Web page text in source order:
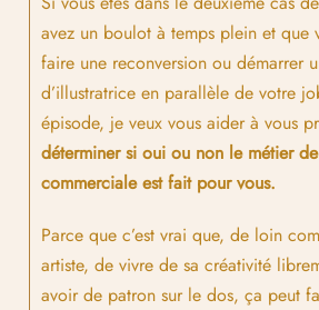
avez un boulot à temps plein et que
faire une reconversion ou démarrer
d’illustratrice en parallèle de votre
épisode, je veux vous aider à vous
déterminer si oui ou non le métier
commerciale est fait pour vous.
Parce que c’est vrai que, de loin
artiste, de vivre de sa créativité
avoir de patron sur le dos, ça peut